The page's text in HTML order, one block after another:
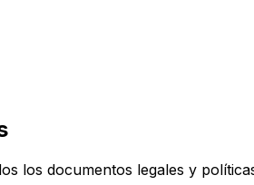
los documentos legales y